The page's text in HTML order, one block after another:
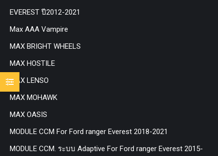
EVEREST ปี2012-2021
Max AAA Vampire
MAX BRIGHT WHEELS
MAX HOSTILE
MAX LENSO
MAX MOHAWK
MAX OASIS
MODULE CCM For Ford ranger Everest 2018-2021
MODULE CCM. ระบบ Adaptive For Ford ranger Everest 2015-